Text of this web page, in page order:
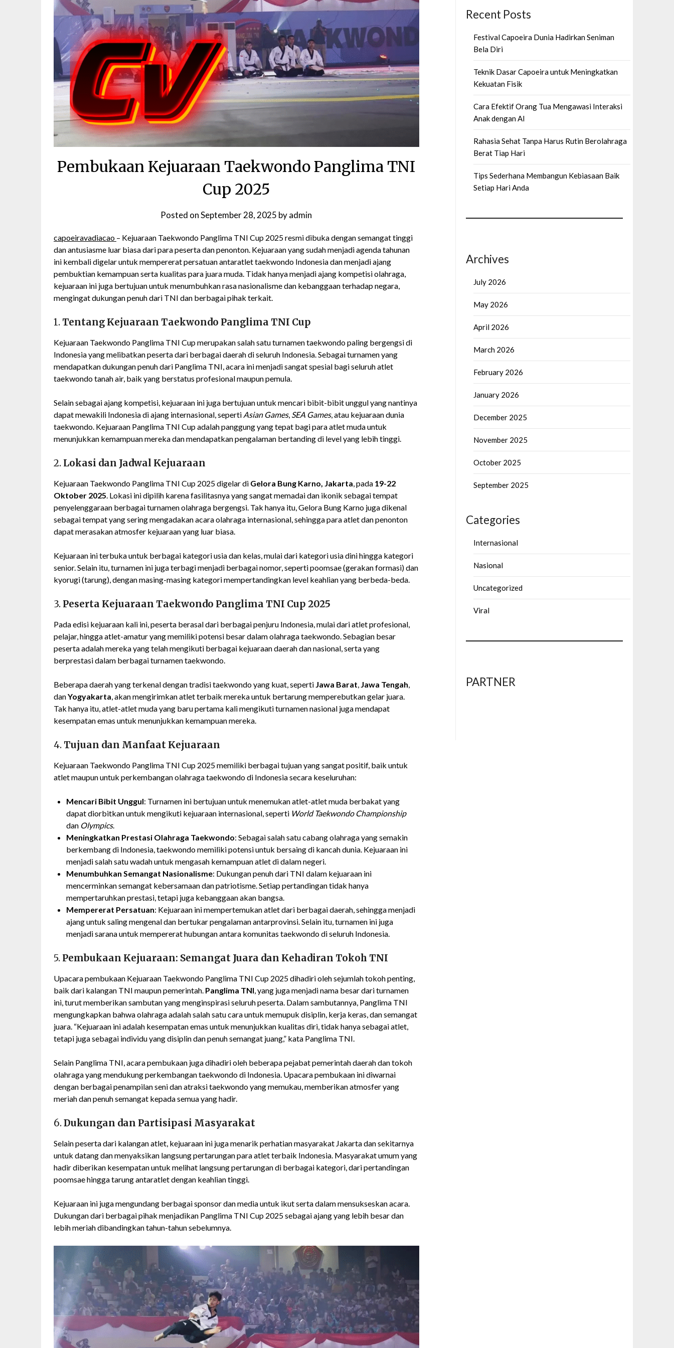
Pembukaan Kejuaraan Taekwondo Panglima TNI
Cup 2025
Posted onSeptember 28, 2025 byadmin
capoeiravadiacao – Kejuaraan Taekwondo Panglima TNI Cup 2025 resmi dibuka dengan semangat tinggi
dan antusiasme luar biasa dari para peserta dan penonton. Kejuaraan yang sudah menjadi agenda tahunan
ini kembali digelar untuk mempererat persatuan antaratlet taekwondo Indonesia dan menjadi ajang
pembuktian kemampuan serta kualitas para juara muda. Tidak hanya menjadi ajang kompetisi olahraga,
kejuaraan ini juga bertujuan untuk menumbuhkan rasa nasionalisme dan kebanggaan terhadap negara,
mengingat dukungan penuh dari TNI dan berbagai pihak terkait.
1. Tentang Kejuaraan Taekwondo Panglima TNI Cup
Kejuaraan Taekwondo Panglima TNI Cup merupakan salah satu turnamen taekwondo paling bergengsi di
Indonesia yang melibatkan peserta dari berbagai daerah di seluruh Indonesia. Sebagai turnamen yang
mendapatkan dukungan penuh dari Panglima TNI, acara ini menjadi sangat spesial bagi seluruh atlet
taekwondo tanah air, baik yang berstatus profesional maupun pemula.
Selain sebagai ajang kompetisi, kejuaraan ini juga bertujuan untuk mencari bibit-bibit unggul yang nantinya
dapat mewakili Indonesia di ajang internasional, seperti Asian Games, SEA Games, atau kejuaraan dunia
taekwondo. Kejuaraan Panglima TNI Cup adalah panggung yang tepat bagi para atlet muda untuk
menunjukkan kemampuan mereka dan mendapatkan pengalaman bertanding di level yang lebih tinggi.
2. Lokasi dan Jadwal Kejuaraan
Kejuaraan Taekwondo Panglima TNI Cup 2025 digelar di Gelora Bung Karno, Jakarta , pada 19-22
Oktober 2025 . Lokasi ini dipilih karena fasilitasnya yang sangat memadai dan ikonik sebagai tempat
penyelenggaraan berbagai turnamen olahraga bergengsi. Tak hanya itu, Gelora Bung Karno juga dikenal
sebagai tempat yang sering mengadakan acara olahraga internasional, sehingga para atlet dan penonton
dapat merasakan atmosfer kejuaraan yang luar biasa.
Kejuaraan ini terbuka untuk berbagai kategori usia dan kelas, mulai dari kategori usia dini hingga kategori
senior. Selain itu, turnamen ini juga terbagi menjadi berbagai nomor, seperti poomsae (gerakan formasi) dan
kyorugi (tarung), dengan masing-masing kategori mempertandingkan level keahlian yang berbeda-beda.
3. Peserta Kejuaraan Taekwondo Panglima TNI Cup 2025
Pada edisi kejuaraan kali ini, peserta berasal dari berbagai penjuru Indonesia, mulai dari atlet profesional,
pelajar, hingga atlet-amatur yang memiliki potensi besar dalam olahraga taekwondo. Sebagian besar
peserta adalah mereka yang telah mengikuti berbagai kejuaraan daerah dan nasional, serta yang
berprestasi dalam berbagai turnamen taekwondo.
Beberapa daerah yang terkenal dengan tradisi taekwondo yang kuat, seperti Jawa Barat Jawa Tengah
danYogyakarta , akan mengirimkan atlet terbaik mereka untuk bertarung memperebutkan gelar juara.
Tak hanya itu, atlet-atlet muda yang baru pertama kali mengikuti turnamen nasional juga mendapat
kesempatan emas untuk menunjukkan kemampuan mereka.
4. Tujuan dan Manfaat Kejuaraan
Kejuaraan Taekwondo Panglima TNI Cup 2025 memiliki berbagai tujuan yang sangat positif, baik untuk
atlet maupun untuk perkembangan olahraga taekwondo di Indonesia secara keseluruhan:
Mencari Bibit Unggul: Turnamen ini bertujuan untuk menemukan atlet-atlet muda berbakat yang
dapat diorbitkan untuk mengikuti kejuaraan internasional, seperti World Taekwondo Championship
dan Olympics.
Meningkatkan Prestasi Olahraga Taekwondo: Sebagai salah satu cabang olahraga yang semakin
berkembang di Indonesia, taekwondo memiliki potensi untuk bersaing di kancah dunia. Kejuaraan ini
menjadi salah satu wadah untuk mengasah kemampuan atlet di dalam negeri.
Menumbuhkan Semangat Nasionalisme: Dukungan penuh dari TNI dalam kejuaraan ini
mencerminkan semangat kebersamaan dan patriotisme. Setiap pertandingan tidak hanya
mempertaruhkan prestasi, tetapi juga kebanggaan akan bangsa.
Mempererat Persatuan: Kejuaraan ini mempertemukan atlet dari berbagai daerah, sehingga menjadi
ajang untuk saling mengenal dan bertukar pengalaman antarprovinsi. Selain itu, turnamen ini juga
menjadi sarana untuk mempererat hubungan antara komunitas taekwondo di seluruh Indonesia.
5. Pembukaan Kejuaraan: Semangat Juara dan Kehadiran Tokoh TNI
Upacara pembukaan Kejuaraan Taekwondo Panglima TNI Cup 2025 dihadiri oleh sejumlah tokoh penting,
baik dari kalangan TNI maupun pemerintah. Panglima TNI , yang juga menjadi nama besar dari turnamen
ini, turut memberikan sambutan yang menginspirasi seluruh peserta. Dalam sambutannya, Panglima TNI
mengungkapkan bahwa olahraga adalah salah satu cara untuk memupuk disiplin, kerja keras, dan semangat
juara. “Kejuaraan ini adalah kesempatan emas untuk menunjukkan kualitas diri, tidak hanya sebagai atlet,
tetapi juga sebagai individu yang disiplin dan penuh semangat juang,” kata Panglima TNI.
Selain Panglima TNI, acara pembukaan juga dihadiri oleh beberapa pejabat pemerintah daerah dan tokoh
olahraga yang mendukung perkembangan taekwondo di Indonesia. Upacara pembukaan ini diwarnai
dengan berbagai penampilan seni dan atraksi taekwondo yang memukau, memberikan atmosfer yang
meriah dan penuh semangat kepada semua yang hadir.
6.Dukungan dan Partisipasi Masyarakat
Selain peserta dari kalangan atlet, kejuaraan ini juga menarik perhatian masyarakat Jakarta dan sekitarnya
untuk datang dan menyaksikan langsung pertarungan para atlet terbaik Indonesia. Masyarakat umum yang
hadir diberikan kesempatan untuk melihat langsung pertarungan di berbagai kategori, dari pertandingan
poomsae hingga tarung antaratlet dengan keahlian tinggi.
Kejuaraan ini juga mengundang berbagai sponsor dan media untuk ikut serta dalam mensukseskan acara.
Dukungan dari berbagai pihak menjadikan Panglima TNI Cup 2025 sebagai ajang yang lebih besar dan
lebih meriah dibandingkan tahun-tahun sebelumnya.
Recent Posts
Festival Capoeira Dunia Hadirkan Seniman
Bela Diri
Teknik Dasar Capoeira untuk Meningkatkan
Kekuatan Fisik
Cara Efektif Orang Tua Mengawasi Interaksi
Anak dengan AI
Rahasia Sehat Tanpa Harus Rutin Berolahraga
Berat Tiap Hari
Tips Sederhana Membangun Kebiasaan Baik
Setiap Hari Anda
Archives
July 2026
May 2026
April 2026
March 2026
February 2026
January 2026
December 2025
November 2025
October 2025
September 2025
Categories
Internasional
Nasional
Uncategorized
Viral
PARTNER